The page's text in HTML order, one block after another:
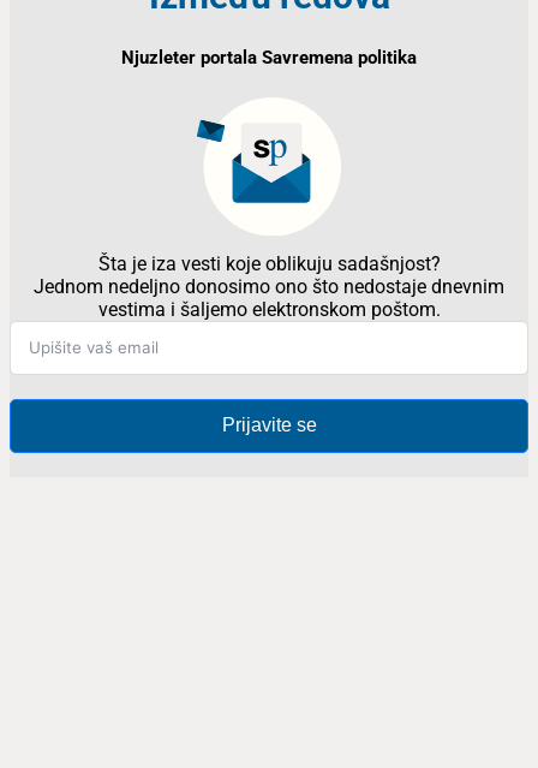
Njuzleter portala Savremena politika
Šta je iza vesti koje oblikuju sadašnjost?
Jednom nedeljno donosimo ono što nedostaje dnevnim
vestima i šaljemo elektronskom poštom.
Prijavite se